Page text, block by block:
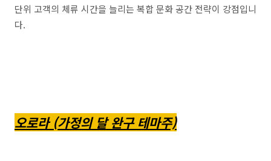
단위 고객의 체류 시간을 늘리는 복합 문화 공간 전략이 강점입니
다.
오로라 (가정의 달 완구 테마주)